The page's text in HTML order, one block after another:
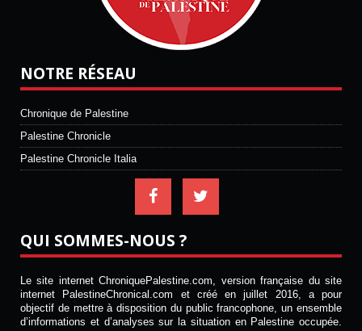
NOTRE RÉSEAU
Chronique de Palestine
Palestine Chronicle
Palestine Chronicle Italia
QUI SOMMES-NOUS ?
Le site internet ChroniquePalestine.com, version française du site
internet PalestineChronical.com et créé en juillet 2016, a pour
objectif de mettre à disposition du public francophone, un ensemble
d’informations et d’analyses sur la situation en Palestine occupée.